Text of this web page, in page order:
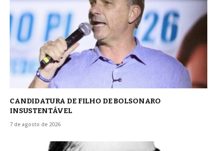
CANDIDATURA DE FILHO DE BOLSONARO
INSUSTENTÁVEL
7 de agosto de 2026